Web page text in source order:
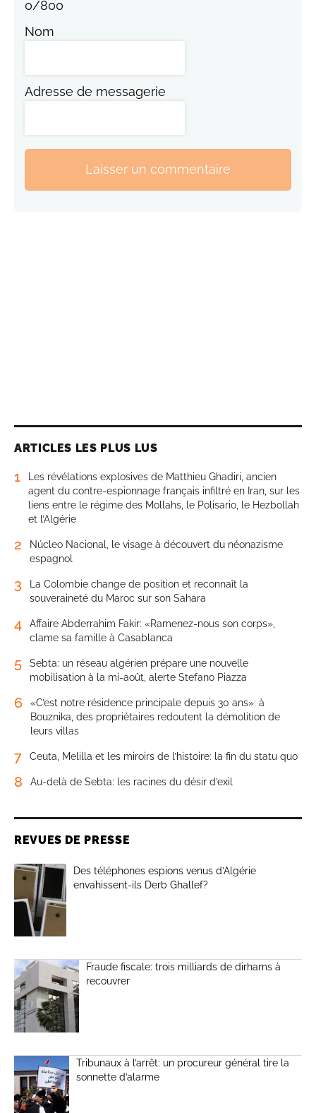
0/800
Nom
Adresse de messagerie
Laisser un commentaire
ARTICLES LES PLUS LUS
1
Les révélations explosives de Matthieu Ghadiri, ancien
agent du contre-espionnage français infiltré en Iran, sur les
liens entre le régime des Mollahs, le Polisario, le Hezbollah
et l’Algérie
2
Núcleo Nacional, le visage à découvert du néonazisme
espagnol
3
La Colombie change de position et reconnaît la
souveraineté du Maroc sur son Sahara
4
Affaire Abderrahim Fakir: «Ramenez-nous son corps»,
clame sa famille à Casablanca
5
Sebta: un réseau algérien prépare une nouvelle
mobilisation à la mi-août, alerte Stefano Piazza
6
«C’est notre résidence principale depuis 30 ans»: à
Bouznika, des propriétaires redoutent la démolition de
leurs villas
7 Ceuta, Melilla et les miroirs de l’histoire: la fin du statu quo
8 Au-delà de Sebta: les racines du désir d’exil
REVUES DE PRESSE
Des téléphones espions venus d’Algérie
envahissent-ils Derb Ghallef?
Fraude fiscale: trois milliards de dirhams à
recouvrer
Tribunaux à l’arrêt: un procureur général tire la
sonnette d’alarme